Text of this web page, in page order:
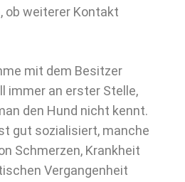
ob weiterer Kontakt
mit dem Besitzer
immer an erster Stelle,
den Hund nicht kennt.
gut sozialisiert, manche
Schmerzen, Krankheit
Vergangenheit